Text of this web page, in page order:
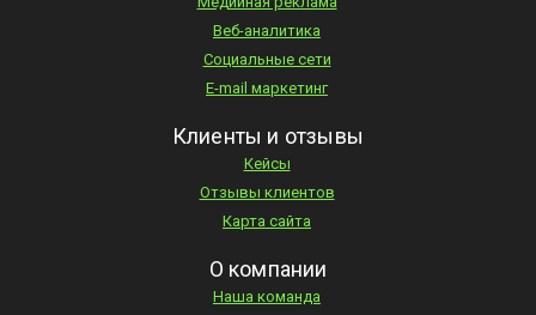
Веб-аналитика
Социальные сети
E-mail маркетинг
Клиенты и отзывы
Кейсы
Отзывы клиентов
Карта сайта
О компании
Наша команда